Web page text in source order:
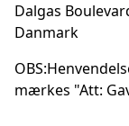
Dalgas
Danmark
OBS:
mærkes "Att: